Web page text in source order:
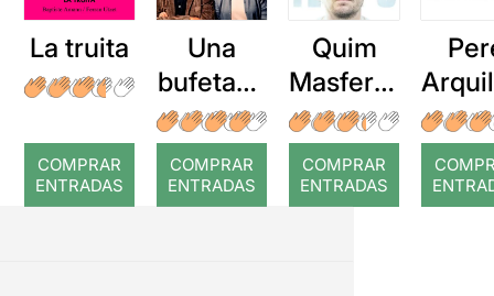
La truita
COMPRAR
ENTRADAS
Una
bufetada
a temps
COMPRAR
ENTRADAS
Quim
Masferre
r: Temps
COMPRAR
ENTRADAS
: